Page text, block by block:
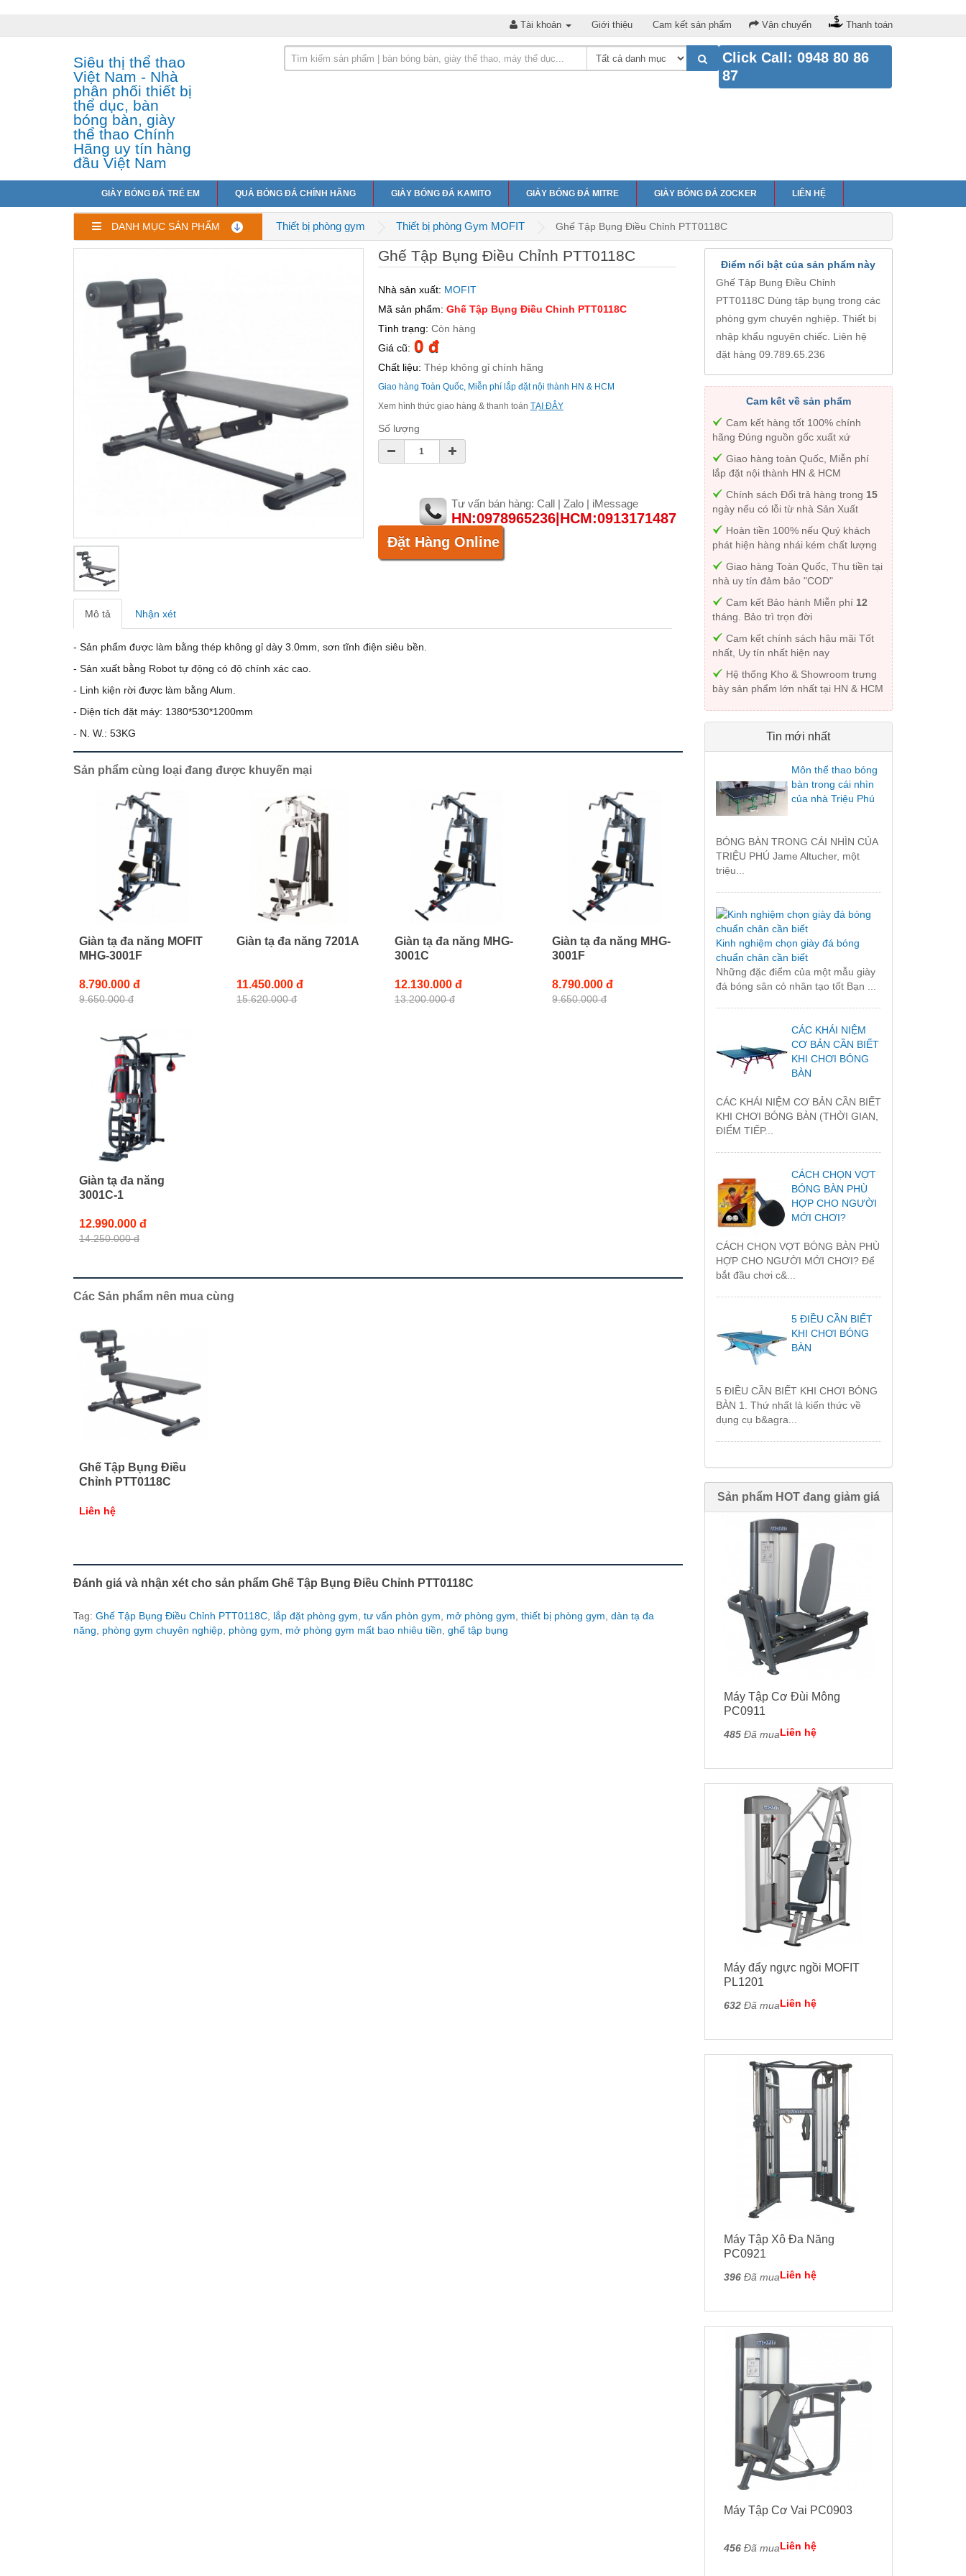
Tài khoản Giới thiệu Cam kết sản phẩm Vận chuyển Thanh toán
Siêu thị thể thao
Việt Nam - Nhà
phân phối thiết bị
thể dục, bàn
bóng bàn, giày
thể thao Chính
Hãng uy tín hàng
đầu Việt Nam
Click Call: 0948 80 86
87
GIÀY BÓNG ĐÁ TRẺ EM QUẢ BÓNG ĐÁ CHÍNH HÃNG GIÀY BÓNG ĐÁ KAMITO GIÀY BÓNG ĐÁ MITRE GIÀY BÓNG ĐÁ ZOCKER LIÊN HỆ
DANH MỤC SẢN PHẨM Thiết bị phòng gym Thiết bị phòng Gym MOFIT Ghế Tập Bụng Điều Chỉnh PTT0118C
Ghế Tập Bụng Điều Chỉnh PTT0118C
Nhà sản xuất: MOFIT
Mã sản phẩm: Ghế Tập Bụng Điều Chỉnh PTT0118C
Tình trạng: Còn hàng
Giá cũ: 0 đ
Chất liệu: Thép không gỉ chính hãng
Giao hàng Toàn Quốc, Miễn phí lắp đặt nội thành HN & HCM
Xem hình thức giao hàng & thanh toán TẠI ĐÂY
Số lượng
Tư vấn bán hàng: Call | Zalo | iMessage
HN:0978965236|HCM:0913171487
Đặt Hàng Online
Mô tả Nhận xét
- Sản phẩm được làm bằng thép không gỉ dày 3.0mm, sơn tĩnh điện siêu bền.
- Sản xuất bằng Robot tự động có độ chính xác cao.
- Linh kiện rời được làm bằng Alum.
- Diện tích đặt máy: 1380*530*1200mm
- N. W.: 53KG
Sản phẩm cùng loại đang được khuyến mại
Giàn tạ đa năng MOFIT
MHG-3001F
8.790.000 đ
9.650.000 đ
Giàn tạ đa năng 7201A
11.450.000 đ
15.620.000 đ
Giàn tạ đa năng MHG-
3001C
12.130.000 đ
13.200.000 đ
Giàn tạ đa năng MHG-
3001F
8.790.000 đ
9.650.000 đ
Giàn tạ đa năng
3001C-1
12.990.000 đ
14.250.000 đ
Các Sản phẩm nên mua cùng
Ghế Tập Bụng Điều
Chỉnh PTT0118C
Liên hệ
Đánh giá và nhận xét cho sản phẩm Ghế Tập Bụng Điều Chỉnh PTT0118C
Tag: Ghế Tập Bụng Điều Chỉnh PTT0118C lắp đặt phòng gym tư vấn phòn gym mở phòng gym thiết bị phòng gym dàn tạ đa
năng
phòng gym chuyên nghiệp phòng gym mở phòng gym mất bao nhiêu tiền ghế tập bụng
Điểm nổi bật của sản phẩm này
Ghế Tập Bụng Điều Chỉnh
PTT0118C Dùng tập bụng trong các
phòng gym chuyên nghiệp. Thiết bị
nhập khẩu nguyên chiếc. Liên hệ
đặt hàng 09.789.65.236
Cam kết về sản phẩm
Cam kết hàng tốt 100% chính
hãng Đúng nguồn gốc xuất xứ
Giao hàng toàn Quốc, Miễn phí
lắp đặt nội thành HN & HCM
Chính sách Đổi trả hàng trong 15
ngày nếu có lỗi từ nhà Sản Xuất
Hoàn tiền 100% nếu Quý khách
phát hiện hàng nhái kém chất lượng
Giao hàng Toàn Quốc, Thu tiền tại
nhà uy tín đảm bảo "COD"
Cam kết Bảo hành Miễn phí 12
tháng. Bảo trì trọn đời
Cam kết chính sách hậu mãi Tốt
nhất, Uy tín nhất hiện nay
Hệ thống Kho & Showroom trưng
bày sản phẩm lớn nhất tại HN & HCM
Tin mới nhất
Môn thể thao bóng
bàn trong cái nhìn
của nhà Triệu Phú
BÓNG BÀN TRONG CÁI NHÌN CỦA
TRIỆU PHÚ Jame Altucher, một
triệu...
Kinh nghiệm chọn giày đá bóng
chuẩn chân cần biết
Những đặc điểm của một mẫu giày
đá bóng sân cỏ nhân tạo tốt Bạn ...
CÁC KHÁI NIỆM
CƠ BẢN CẦN BIẾT
KHI CHƠI BÓNG
BÀN
CÁC KHÁI NIỆM CƠ BẢN CẦN BIẾT
KHI CHƠI BÓNG BÀN (THỜI GIAN,
ĐIỂM TIẾP...
CÁCH CHỌN VỢT
BÓNG BÀN PHÙ
HỢP CHO NGƯỜI
MỚI CHƠI?
CÁCH CHỌN VỢT BÓNG BÀN PHÙ
HỢP CHO NGƯỜI MỚI CHƠI? Để
bắt đầu chơi c&...
5 ĐIỀU CẦN BIẾT
KHI CHƠI BÓNG
BÀN
5 ĐIỀU CẦN BIẾT KHI CHƠI BÓNG
BÀN 1. Thứ nhất là kiến thức về
dụng cụ b&agra...
Sản phẩm HOT đang giảm giá
Máy Tập Cơ Đùi Mông
PC0911
Liên hệ
485Đã mua
Máy đẩy ngực ngồi MOFIT
PL1201
Liên hệ
632Đã mua
Máy Tập Xô Đa Năng
PC0921
Liên hệ
396Đã mua
Máy Tập Cơ Vai PC0903
Liên hệ
456Đã mua